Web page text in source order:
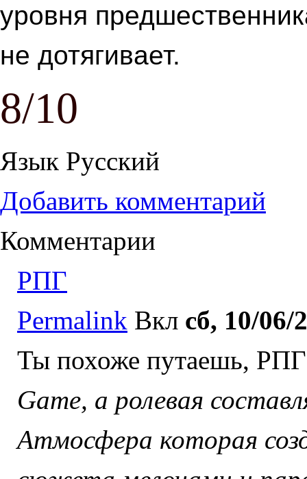
уровня
не дотягивает.
8/10
Язык Русский
Добавить комментарий
Комментарии
РПГ
Permalink Вкл сб, 10/06/
Ты похоже путаешь, РПГ
Game, а ролевая
Атмосфера которая